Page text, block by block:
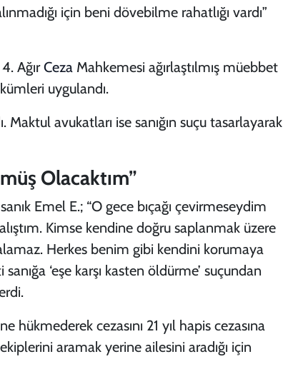
için beni dövebilme rahatlığı vardı”
AğırCezaMahkemesi ağırlaştılmış müebbet
uygulandı.
Maktul avukatları ise sanığın suçu tasarlayarak
Olacaktım”
Emel E.; “O gece bıçağı çevirmeseydim
Kimse kendine doğru saplanmak üzere
Herkes benim gibi kendini korumaya
‘eşe karşı kasten öldürme’ suçundan
hükmederek cezasını 21 yıl hapis cezasına
aramak yerine ailesini aradığı için